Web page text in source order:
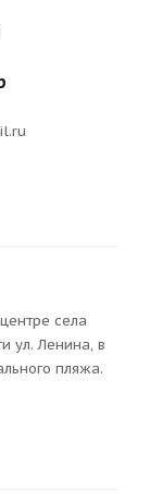
села
ул. Ленина, в
пляжа.